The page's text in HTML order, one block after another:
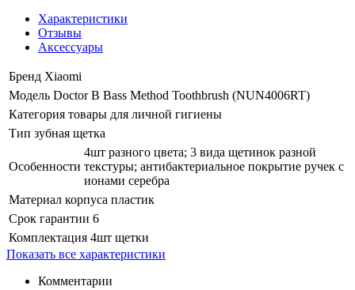
Характеристики
Отзывы
Аксессуары
Бренд Xiaomi
Модель Doctor B Bass Method Toothbrush (NUN4006RT)
Категория товары для личной гигиены
Тип зубная щетка
Особенности
4шт разного цвета; 3 вида щетинок разной
текстуры; антибактериальное покрытие ручек с
ионами серебра
Материал корпуса пластик
Срок гарантии 6
Комплектация 4шт щетки
Показать все характеристики
Комментарии